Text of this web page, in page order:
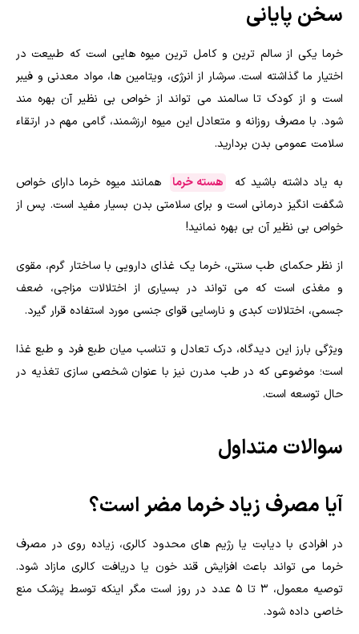
سخن پایانی
خرما یکی از سالم ترین و کامل ترین میوه هایی است که طبیعت در
اختیار ما گذاشته است. سرشار از انرژی، ویتامین ها، مواد معدنی و فیبر
است و از کودک تا سالمند می تواند از خواص بی نظیر آن بهره مند
شود. با مصرف روزانه و متعادل این میوه ارزشمند، گامی مهم در ارتقاء
سلامت عمومی بدن بردارید.
به یاد داشته باشید که هسته خرما
همانند میوه خرما دارای خواص
شگفت‌ انگیز درمانی است و برای سلامتی بدن بسیار مفید است. پس از
خواص بی نظیر آن بی بهره نمانید!
از نظر حکمای طب سنتی، خرما یک غذای دارویی با ساختار گرم، مقوی
و مغذی است که می تواند در بسیاری از اختلالات مزاجی، ضعف
جسمی، اختلالات کبدی و نارسایی قوای جنسی مورد استفاده قرار گیرد.
ویژگی بارز این دیدگاه، درک تعادل و تناسب میان طبع فرد و طبع غذا
است؛ موضوعی که در طب مدرن نیز با عنوان شخصی سازی تغذیه در
حال توسعه است.
سوالات متداول
آیا مصرف زیاد خرما مضر است؟
در افرادی با دیابت یا رژیم های محدود کالری، زیاده روی در مصرف
خرما می تواند باعث افزایش قند خون یا دریافت کالری مازاد شود.
توصیه معمول، ۳ تا ۵ عدد در روز است مگر اینکه توسط پزشک منع
خاصی داده شود.